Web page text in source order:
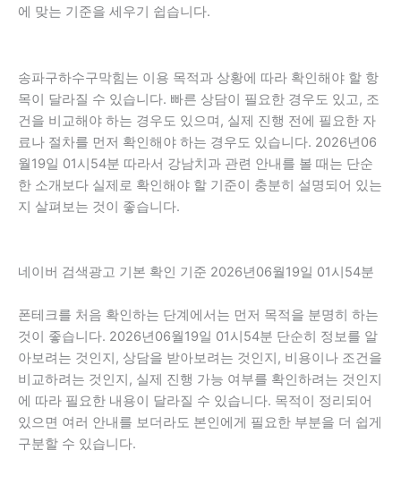
에 맞는 기준을 세우기 쉽습니다.
송파구하수구막힘는 이용 목적과 상황에 따라 확인해야 할 항
목이 달라질 수 있습니다. 빠른 상담이 필요한 경우도 있고, 조
건을 비교해야 하는 경우도 있으며, 실제 진행 전에 필요한 자
료나 절차를 먼저 확인해야 하는 경우도 있습니다. 2026년06
월19일 01시54분 따라서 강남치과 관련 안내를 볼 때는 단순
한 소개보다 실제로 확인해야 할 기준이 충분히 설명되어 있는
지 살펴보는 것이 좋습니다.
네이버 검색광고 기본 확인 기준 2026년06월19일 01시54분
폰테크를 처음 확인하는 단계에서는 먼저 목적을 분명히 하는
것이 좋습니다. 2026년06월19일 01시54분 단순히 정보를 알
아보려는 것인지, 상담을 받아보려는 것인지, 비용이나 조건을
비교하려는 것인지, 실제 진행 가능 여부를 확인하려는 것인지
에 따라 필요한 내용이 달라질 수 있습니다. 목적이 정리되어
있으면 여러 안내를 보더라도 본인에게 필요한 부분을 더 쉽게
구분할 수 있습니다.